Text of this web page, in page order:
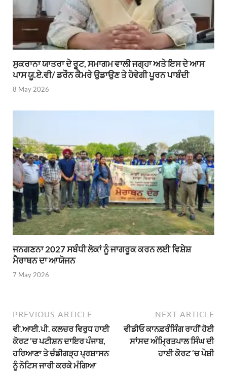
ਸੁਕਰਾਨਾ ਯਾਤਰਾ ਦੇ ਰੂਟ, ਸਮਾਗਮ ਵਾਲੀ ਜਗ੍ਹਾ ਅਤੇ ਇਸ ਦੇ ਆਸ
ਪਾਸ ਯੂ.ਏ.ਵੀ/ ਡਰੌਨ ਕੈਮਰੇ ਉਡਾਉਣ ਤੇ ਹੋਵੇਗੀ ਪੂਰਨ ਪਾਬੰਦੀ
8 May 2026
ਜਨਗਣਨਾ 2027 ਸਬੰਧੀ ਲੋਕਾਂ ਨੂੰ ਜਾਗਰੂਕ ਕਰਨ ਲਈ ਵਿਸ਼ੇਸ਼
ਮੈਰਾਥਨ ਦਾ ਆਯੋਜਨ
7 May 2026
PREVIOUS ARTICLE
ਵੀ.ਆਈ.ਪੀ. ਕਲਚਰ ਵਿਰੁਧ ਹਾਈ
ਕੋਰਟ ’ਚ ਪਟੀਸ਼ਨ ਦਾਇਰ ਪੰਜਾਬ,
ਹਰਿਆਣਾ ਤੇ ਚੰਡੀਗੜ੍ਹ ਪ੍ਰਸ਼ਾਸਨ
ਨੂੰ ਨੋਟਿਸ ਜਾਰੀ ਕਰਕੇ ਮੰਗਿਆ
NEXT ARTICLE
ਵੀਡੀਓ ਕਾਨਫ਼ਰੰਸਿੰਗ ਰਾਹੀਂ ਹੋਈ
ਸਾਂਸਦ ਅੰਮ੍ਰਿਤਪਾਲ ਸਿੰਘ ਦੀ
ਹਾਈ ਕੋਰਟ ‘ਚ ਪੇਸ਼ੀ